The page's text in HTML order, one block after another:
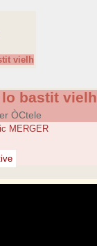
vielh
lo bastit vielh
ÒCtele
MERGER